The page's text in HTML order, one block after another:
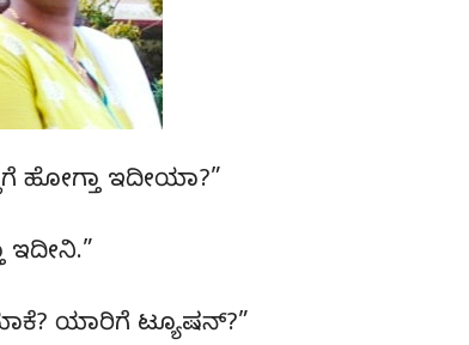
ಹೋಗ್ತಾ ಇದೀಯಾ?”
ಇದೀನಿ.”
ಯಾರಿಗೆ ಟ್ಯೂಷನ್?”